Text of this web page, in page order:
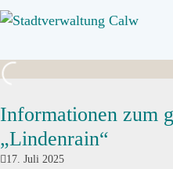
Informationen zum
„Lindenrain“
17. Juli 2025